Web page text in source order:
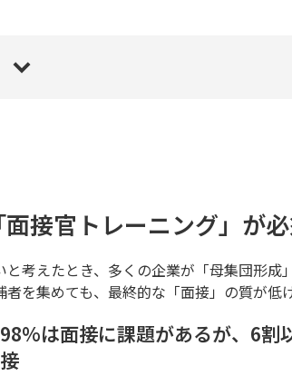
接官トレーニング」が
考えたとき、多くの企業が「母集団形成
者を集めても、最終的な「面接」の質が低
は面接に課題があるが、6割